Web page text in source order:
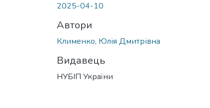
2025-04-10
Автори
Клименко, Юлія Дмитрівна
Видавець
НУБІП України